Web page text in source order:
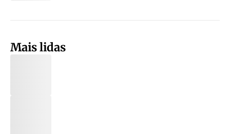
Mais lidas